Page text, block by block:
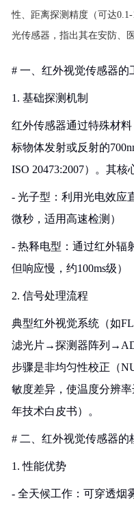
性、距离探测精度（可达
光传感器，指出其在安防、
# 一、红外视觉传感器的
1. 基础探测机制
红外传感器通过特殊材
标物体发射或反射的
ISO 20473:2007）。其核
- 光子型：利用光电效应
微秒，适用高速检测）
- 热释电型：通过红外辐
但响应慢，约100ms级）
2. 信号处理流程
典型红外视觉系统（如
滤光片→探测器阵列
步骤是非均匀性校正（
敏度差异，使温度分辨
年技术白皮书）。
# 二、红外视觉传感器的
1. 性能优势
- 全天候工作：可穿透烟